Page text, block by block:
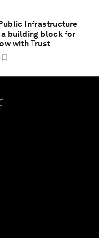
Infrastructure
a building block for
with Trust